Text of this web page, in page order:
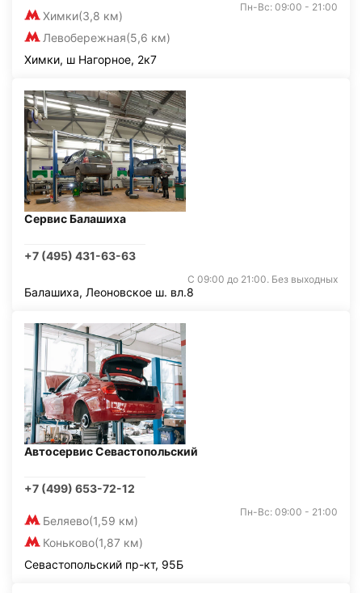
Химки(3,8 км)
Левобережная(5,6 км)
Пн-Вс: 09:00 - 21:00
Химки, ш Нагорное, 2к7
Сервис Балашиха
+7 (495) 431-63-63
С 09:00 до 21:00. Без выходных
Балашиха, Леоновское ш. вл.8
Автосервис Севастопольский
+7 (499) 653-72-12
Беляево(1,59 км)
Коньково(1,87 км)
Пн-Вс: 09:00 - 21:00
Севастопольский пр-кт, 95Б